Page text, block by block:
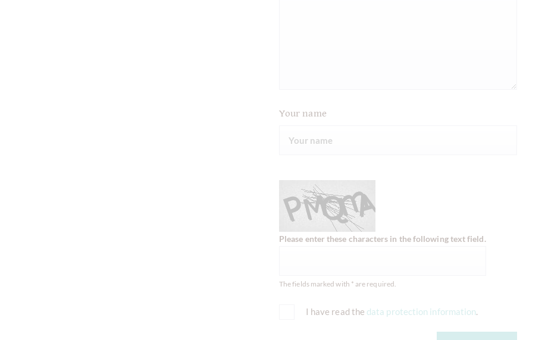
Your name
Please enter these characters in the following text field.
The fields marked with * are required.
I have read the data protection information.